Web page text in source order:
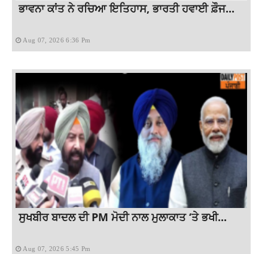
ਭਾਵਨਾ ਕਾਂਤ ਨੇ ਰਚਿਆ ਇਤਿਹਾਸ, ਭਾਰਤੀ ਹਵਾਈ ਫ਼ੌਜ...
Aug 07, 2026 6:36 Pm
ਸੁਖਬੀਰ ਬਾਦਲ ਦੀ PM ਮੋਦੀ ਨਾਲ ਮੁਲਾਕਾਤ ‘ਤੇ ਭਖੀ...
Aug 07, 2026 5:45 Pm